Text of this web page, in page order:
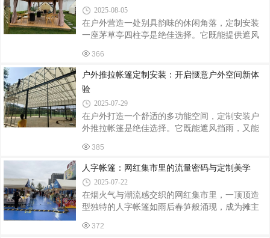
美学的平衡场景适配根据放置环境确定尺寸与风
格：庭院亭可精致小巧（如2.5m×2.5m），景区亭
则需考虑人流，适当放大（如4m×4m）；中式园
林宜选飞檐斗拱、木质结构，现代庭院可搭配金
属框架与玻璃顶棚。材质选择防腐木：天然纹
2025-08-05
在户外营造一处别具韵味的休闲角落，定制安装
一座茅草亭四柱亭是绝佳选择。它既能提供遮风
息。下面为大家介绍户外茅草亭四柱亭定制安装
的关键要点。精准定制，契合需求与环境定制茅
草亭四柱亭前，需明确其使用场景与功能需求。
若是放置在庭院，可设计得较为精致小巧，与周
边花草景观相融合；若用于公园、景区等公共场
所，则要考虑到人流量，适当增大尺寸，保证足
够的容纳空间。同时，要结合当地的气候条件和
建筑风格来确定亭子的样式。在多雨地区，可适
366
户外推拉帐篷定制安装：开启惬意户外空间新体
验
2025-07-29
在户外打造一个舒适的多功能空间，定制安装户
外推拉帐篷是绝佳选择。它既能遮风挡雨，又能
限可能。定制：契合个性与需求定制户外推拉帐
篷，首先要明确使用场景和需求。如果是用于商
业街的户外餐饮区，帐篷需具备较大的遮阳面积
和良好的通风性，可选用透明或半透明的顶棚材
料，在遮阳的同时让顾客享受自然光线；若是家
庭庭院休闲区，可注重帐篷的装饰性，选择与庭
院风格相匹配的颜色和图案，还可添加纱窗等设
385
人字帐篷：网红集市里的流量密码与定制美学
2025-07-22
在烟火气与潮流感交织的网红集市里，一顶顶造
型独特的人字帐篷如雨后春笋般涌现，成为摊主
意市集到夜经济街区，定制化人字帐篷正以实用
372